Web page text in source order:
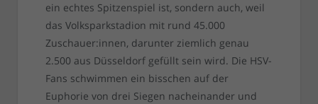
ein echtes Spitzenspiel ist, sondern auch, weil
das Volksparkstadion mit rund 45.000
Zuschauer:innen, darunter ziemlich genau
2.500 aus Düsseldorf gefüllt sein wird. Die HSV-
Fans schwimmen ein bisschen auf der
Euphorie von drei Siegen nacheinander und